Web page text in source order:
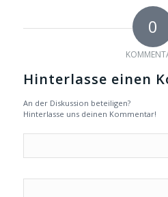
0
Hinterlasse einen
An der Diskussion beteiligen?
Hinterlasse uns deinen Kommentar!